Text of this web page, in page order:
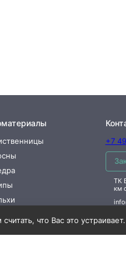
+7
ТК
км
что Вас это устраивает.